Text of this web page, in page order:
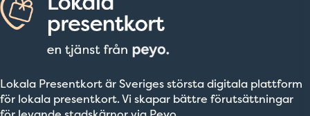
Lokala Presentkort är Sveriges största digitala plattform
för lokala presentkort. Vi skapar bättre förutsättningar